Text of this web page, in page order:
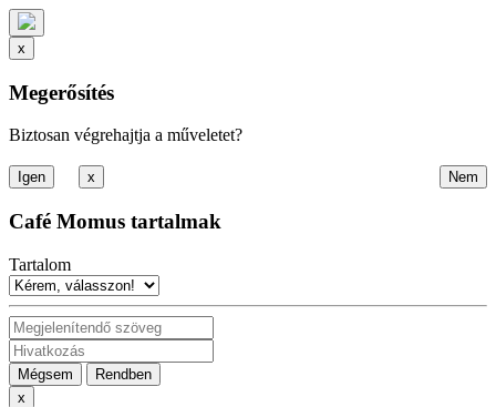
x
Megerősítés
Biztosan végrehajtja a műveletet?
x
Café Momus tartalmak
Tartalom
Mégsem
Rendben
x